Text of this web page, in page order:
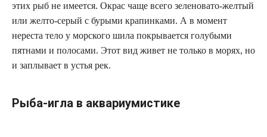
этих рыб не имеется. Окрас чаще всего зеленовато-желтый
или желто-серый с бурыми крапинками. А в момент
нереста тело у морского шила покрывается голубыми
пятнами и полосами. Этот вид живет не только в морях, но
и заплывает в устья рек.
Рыба-игла в аквариумистике